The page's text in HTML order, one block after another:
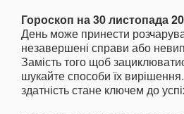
Гороскоп на 30 листопада
День може принести
незавершені справи або
Замість того щоб
шукайте способи їх
здатність стане ключем до